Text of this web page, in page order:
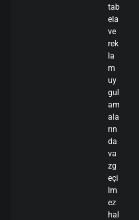
tab
ela
ve
rek
la
m
uy
gul
am
ala
rın
da
va
zg
eçi
lm
ez
hal